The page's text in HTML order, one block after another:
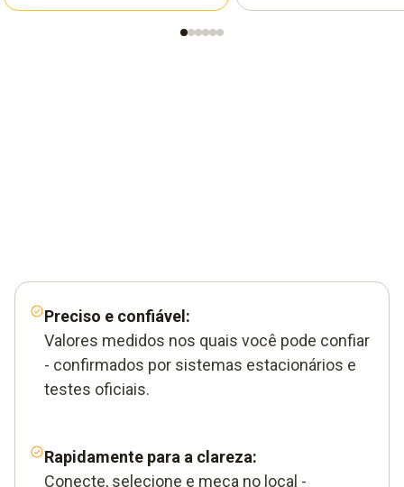
Preciso e confiável:
Valores medidos nos quais você pode confiar
- confirmados por sistemas estacionários e
testes oficiais.
Rapidamente para a clareza:
Conecte, selecione e meça no local -